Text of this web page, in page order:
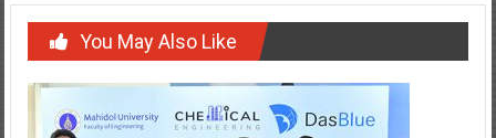
You May Also Like